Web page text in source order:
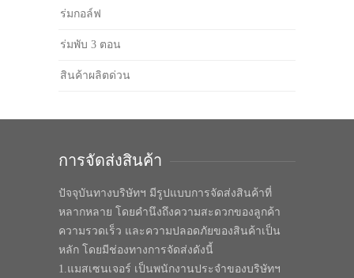
ร่มกอล์ฟ
ร่มพับ 3 ตอน
สินค้าผลิตด่วน
การจัดส่งสินค้า
ปัจจุบันทางบริษัทฯ มีรูปแบบการจัดส่งสินค้าที่
หลากหลาย โดยคำนึงถึงความสะดวกของลูกค้า
ความรวดเร็ว และความปลอดภัยของสินค้าเป็น
หลัก โดยมีช่องทางการจัดส่งดังนี้
1.แมสเซนเจอร์ เป็นพนักงานประจำของบริษัทฯ